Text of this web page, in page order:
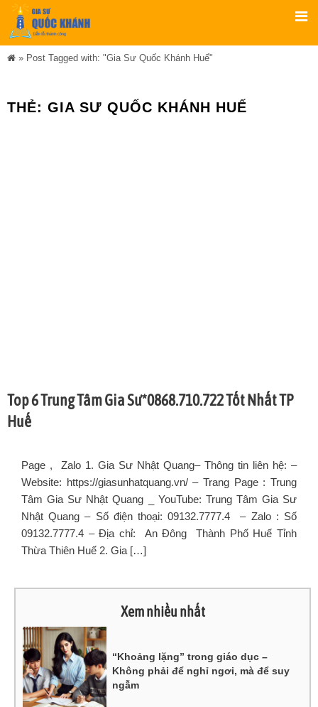
» Post Tagged with: "Gia Sư Quốc Khánh Huế"
THẺ: GIA SƯ QUỐC KHÁNH HUẾ
Top 6 Trung Tâm Gia Sư*0868.710.722 Tốt Nhất TP
Huế
Page , Zalo 1. Gia Sư Nhật Quang– Thông tin liên hệ: –
Website: https://giasunhatquang.vn/ – Trang Page : Trung
Tâm Gia Sư Nhật Quang _ YouTube: Trung Tâm Gia Sư
Nhật Quang – Số điện thoại: 09132.7777.4 – Zalo : Số
09132.7777.4 – Địa chỉ: An Đông Thành Phố Huế Tỉnh
Thừa Thiên Huế 2. Gia […]
Xem nhiều nhất
“Khoảng lặng” trong giáo dục –
Không phải để nghỉ ngơi, mà để suy
ngẫm